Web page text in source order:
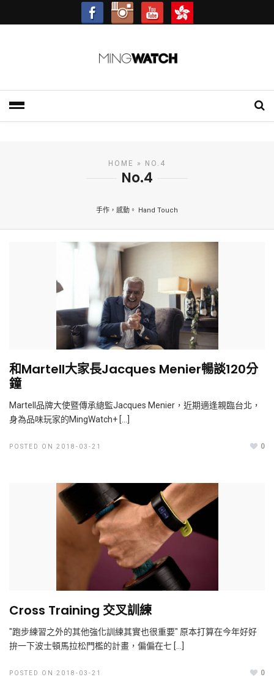
HOME » NO.4
No.4
手作，感動。 Hand Touch
和Martell大家長Jacques Menier暢談120分
鐘
Martell品牌大使暨傳承總監Jacques Menier，近期適逢親臨台北，
身為品味玩家的MingWatch+ […]
POSTED ON 2018-03-21 0
Cross Training 交叉訓練
"跑步練習之外的其他強化訓練其實也很重要" 原本打算在今年好好
拚一下波士頓馬拉松門檻的計畫，偏偏在七 […]
POSTED ON 2018-03-21 0